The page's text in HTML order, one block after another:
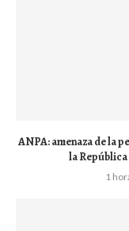
ANPA: amenaza de la
la
1